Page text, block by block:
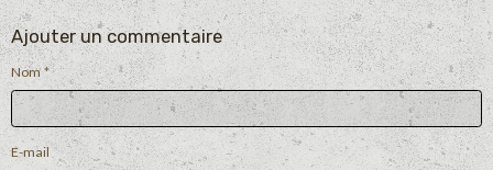
Ajouter un commentaire
Nom
E-mail